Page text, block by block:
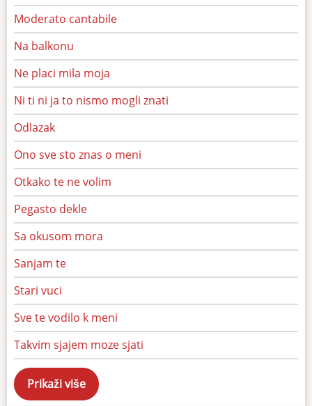
Moderato cantabile
Na balkonu
Ne placi mila moja
Ni ti ni ja to nismo mogli znati
Odlazak
Ono sve sto znas o meni
Otkako te ne volim
Pegasto dekle
Sa okusom mora
Sanjam te
Stari vuci
Sve te vodilo k meni
Takvim sjajem moze sjati